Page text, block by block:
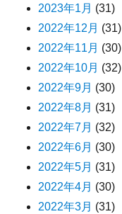
2023年1月 (31)
2022年12月 (31)
2022年11月 (30)
2022年10月 (32)
2022年9月 (30)
2022年8月 (31)
2022年7月 (32)
2022年6月 (30)
2022年5月 (31)
2022年4月 (30)
2022年3月 (31)